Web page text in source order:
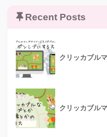
Recent Posts
クリッカブル
クリッカブル